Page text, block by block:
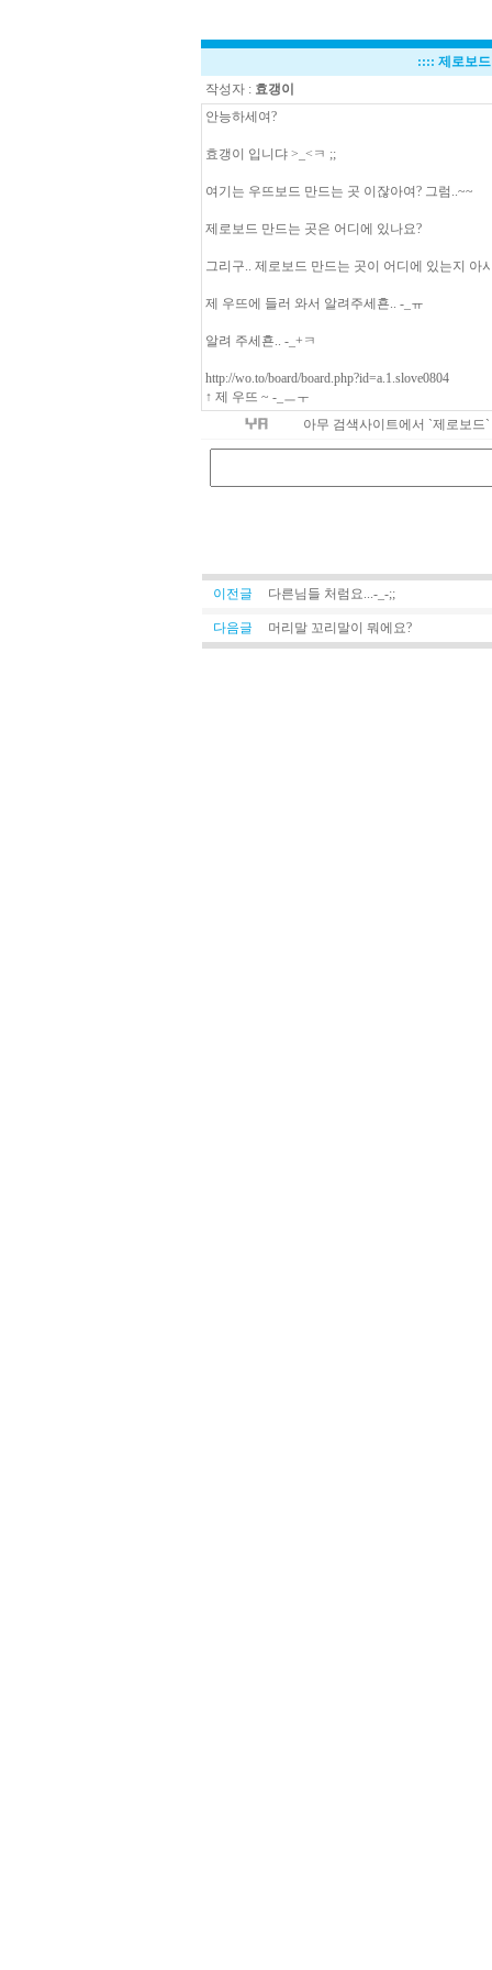
:::: 제로보
작성자 : 효갱이
안능하세여?
효갱이 입니댜 >_<ㅋ ;;
여기는 우뜨보드 만드는 곳 이잖아여? 그럼..~~
제로보드 만드는 곳은 어디에 있나요?
그리구.. 제로보드 만드는 곳이 어디에 있는지 아
제 우뜨에 들러 와서 알려주세횬.. -_ㅠ
알려 주세횬.. -_+ㅋ
http://wo.to/board/board.php?id=a.1.slove0804
↑ 제 우뜨 ~ -_ㅡㅜ
아무 검색사이트에서 `제로보드
이전글 다른님들 처럼요...-_-;;
다음글 머리말 꼬리말이 뭐에요?